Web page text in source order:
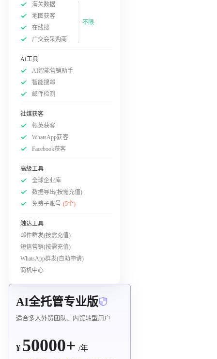
海关数据
地图获客
在线搜
广交会采购商
不限
AI工具
AI智能营销助手
智能搜邮
邮件检测
社媒获客
领英获客
WhatsApp获客
Facebook获客
高级工具
全球企业库
数据导出(按需充值)
免费子账号 (5个)
触达工具
邮件群发(按需充值)
短信营销(按需充值)
WhatsApp群发(自助申请)
商机中心
AI全托管专业版
适合多人外贸团队、内贸转型用户
¥ 50000+ /年